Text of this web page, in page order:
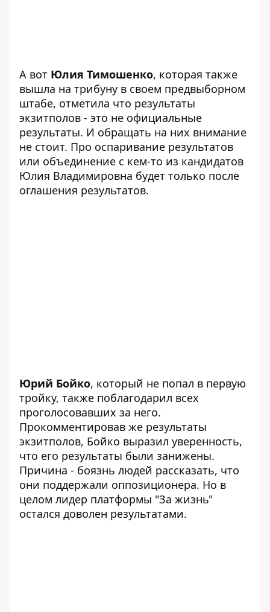
А вот Юлия Тимошенко, которая также
вышла на трибуну в своем предвыборном
штабе, отметила что результаты
экзитполов - это не официальные
результаты. И обращать на них внимание
не стоит. Про оспаривание результатов
или объединение с кем-то из кандидатов
Юлия Владимировна будет только после
оглашения результатов.
Юрий Бойко, который не попал в первую
тройку, также поблагодарил всех
проголосовавших за него.
Прокомментировав же результаты
экзитполов, Бойко выразил уверенность,
что его результаты были занижены.
Причина - боязнь людей рассказать, что
они поддержали оппозиционера. Но в
целом лидер платформы "За жизнь"
остался доволен результатами.